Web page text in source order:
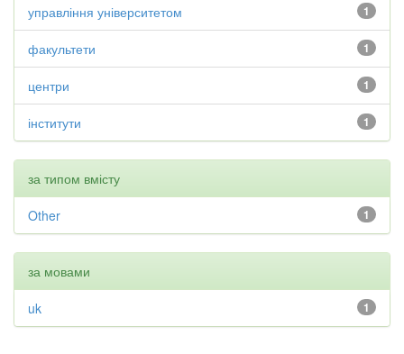
1
управління університетом
1
факультети
1
центри
1
інститути
за типом вмісту
1
Other
за мовами
1
uk